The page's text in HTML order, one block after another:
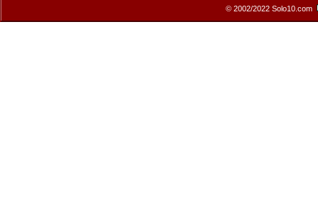
© 2002/2022 Solo10.com